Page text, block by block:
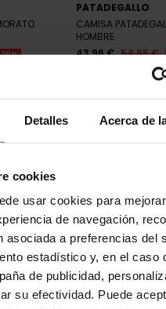
Detalles Acerca de
cookies
usar cookies para
de navegación,
asociada a preferencias del
estadístico y, en el caso
de publicidad,
su efectividad. Puede
PATADEGALLO
CAMISA
HOMBRE
43,96 € 54,95 €
stock Últimas
TOMMY HILFIGER
CAMISA TOMMY